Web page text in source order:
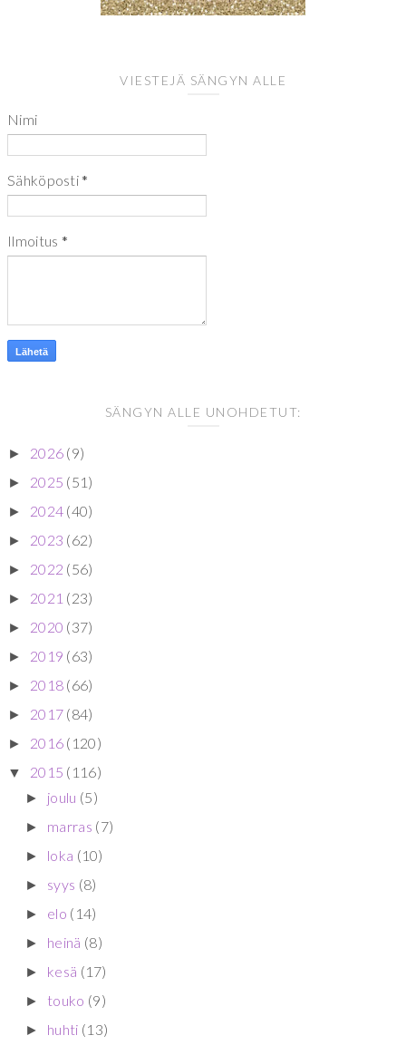
VIESTEJÄ SÄNGYN ALLE
Nimi
Sähköposti*
Ilmoitus *
SÄNGYN ALLE UNOHDETUT:
► 2026 (9)
► 2025 (51)
► 2024 (40)
► 2023 (62)
► 2022 (56)
► 2021 (23)
► 2020 (37)
► 2019 (63)
► 2018 (66)
► 2017 (84)
► 2016 (120)
▼ 2015 (116)
► joulu (5)
► marras (7)
► loka (10)
► syys (8)
► elo (14)
► heinä (8)
► kesä (17)
► touko (9)
► huhti (13)